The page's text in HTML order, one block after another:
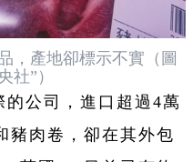
，產地卻標示不實（圖
社”）
的公司，進口超過4萬
豬肉卷，卻在其外包